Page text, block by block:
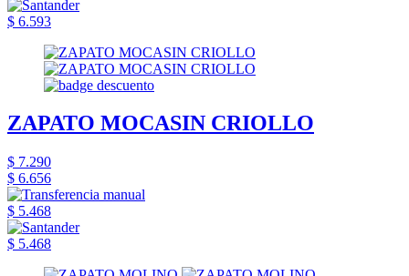
$ 6.593
ZAPATO MOCASIN CRIOLLO
$ 7.290
$ 6.656
$ 5.468
$ 5.468